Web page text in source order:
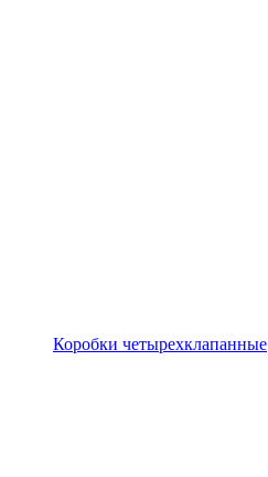
Коробки четырехклапанные